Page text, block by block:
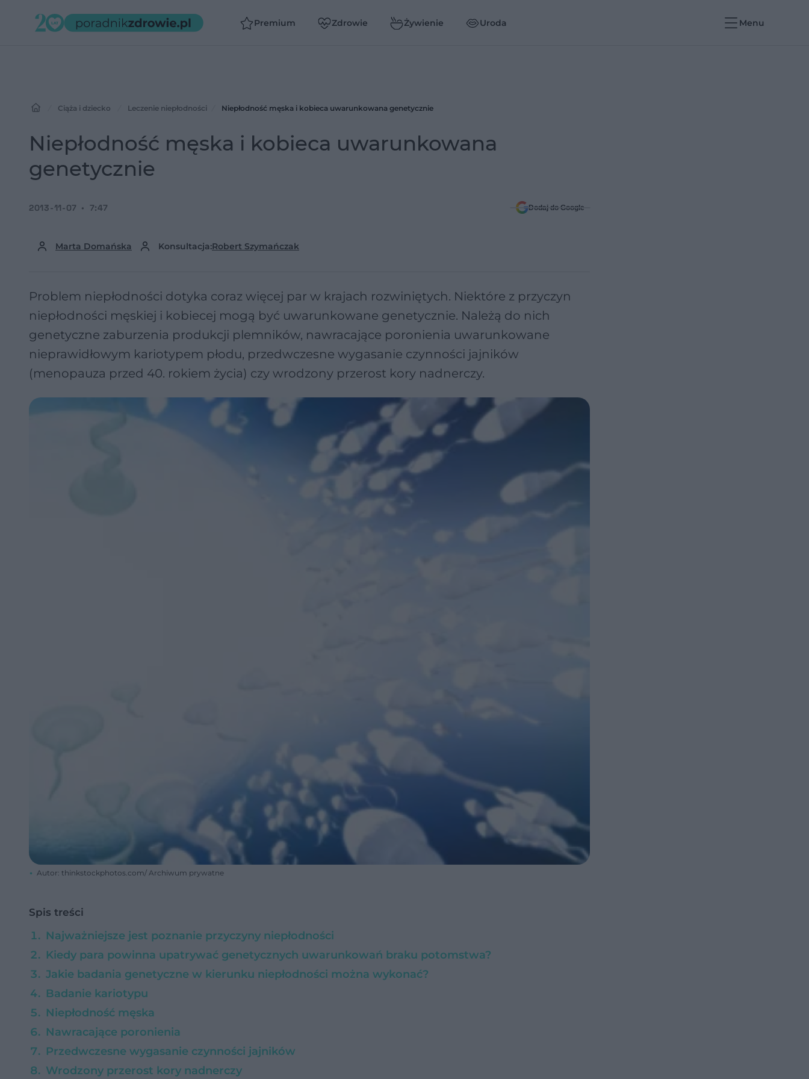
Premium Zdrowie Żywienie Uroda Menu
Ciąża i dziecko Leczenie niepłodności Niepłodność męska i kobieca uwarunkowana genetycznie
Niepłodność męska i kobieca uwarunkowana
genetycznie
Marta Domańska Konsultacja:Robert Szymańczak
2013-11-07 7:47 Dodaj do Google
Problem niepłodności dotyka coraz więcej par w krajach rozwiniętych. Niektóre z przyczyn
niepłodności męskiej i kobiecej mogą być uwarunkowane genetycznie. Należą do nich
genetyczne zaburzenia produkcji plemników, nawracające poronienia uwarunkowane
nieprawidłowym kariotypem płodu, przedwczesne wygasanie czynności jajników
(menopauza przed 40. rokiem życia) czy wrodzony przerost kory nadnerczy.
Autor: thinkstockphotos.com/ Archiwum prywatne
Spis treści
Najważniejsze jest poznanie przyczyny niepłodności
Kiedy para powinna upatrywać genetycznych uwarunkowań braku potomstwa?
Jakie badania genetyczne w kierunku niepłodności można wykonać?
Badanie kariotypu
Niepłodność męska
Nawracające poronienia
Przedwczesne wygasanie czynności jajników
Wrodzony przerost kory nadnerczy